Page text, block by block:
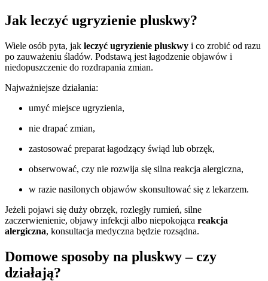
Jak leczyć ugryzienie pluskwy?
Wiele osób pyta, jak leczyć ugryzienie pluskwy i co zrobić od razu
po zauważeniu śladów. Podstawą jest łagodzenie objawów i
niedopuszczenie do rozdrapania zmian.
Najważniejsze działania:
umyć miejsce ugryzienia,
nie drapać zmian,
zastosować preparat łagodzący świąd lub obrzęk,
obserwować, czy nie rozwija się silna reakcja alergiczna,
w razie nasilonych objawów skonsultować się z lekarzem.
Jeżeli pojawi się duży obrzęk, rozległy rumień, silne
zaczerwienienie, objawy infekcji albo niepokojąca reakcja
alergiczna, konsultacja medyczna będzie rozsądna.
Domowe sposoby na pluskwy – czy
działają?